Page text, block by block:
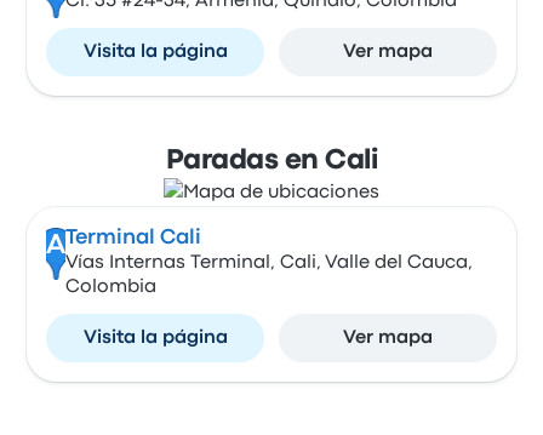
Visita la página Ver mapa
Paradas en Cali
A Terminal Cali
Vías Internas Terminal, Cali, Valle del Cauca,
Colombia
Visita la página Ver mapa